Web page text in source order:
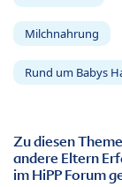
Milchnahrung
Rund um Babys
Zu diesen
andere Eltern
im HiPP Forum